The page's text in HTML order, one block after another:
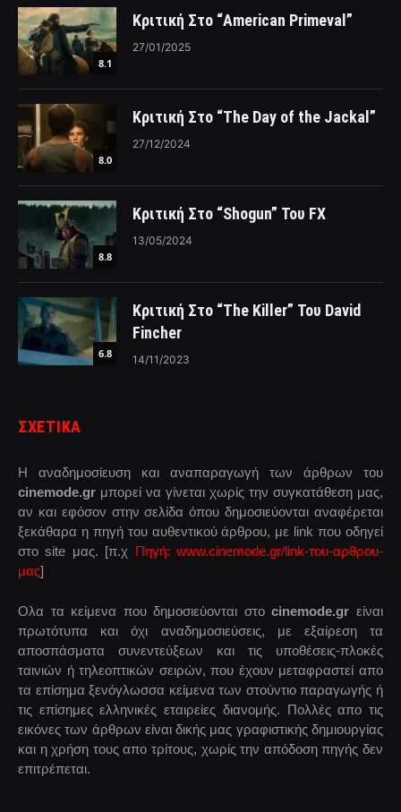
8.1
Κριτική Στο “American Primeval”
27/01/2025
8.0
Κριτική Στο “The Day of the Jackal”
27/12/2024
8.8
Κριτική Στο “Shogun” Του FX
13/05/2024
6.8
Κριτική Στο “The Killer” Του David
Fincher
14/11/2023
ΣΧΕΤΙΚΑ
Η αναδημοσίευση και αναπαραγωγή των άρθρων του
cinemode.gr μπορεί να γίνεται χωρίς την συγκατάθεση μας,
αν και εφόσον στην σελίδα όπου δημοσιεύονται αναφέρεται
ξεκάθαρα η πηγή του αυθεντικού άρθρου, με link που οδηγεί
στο site μας. [π.χ Πηγή: www.cinemode.gr/link-του-αρθρου-
μας]
Ολα τα κείμενα που δημοσιεύονται στοcinemode.gr είναι
πρωτότυπα και όχι αναδημοσιεύσεις, με εξαίρεση τα
αποσπάσματα συνεντεύξεων και τις υποθέσεις-πλοκές
ταινιών ή τηλεοπτικών σειρών, που έχουν μεταφραστεί απο
τα επίσημα ξενόγλωσσα κείμενα των στούντιο παραγωγής ή
τις επίσημες ελληνικές εταιρείες διανομής. Πολλές απο τις
εικόνες των άρθρων είναι δικής μας γραφιστικής δημιουργίας
και η χρήση τους απο τρίτους, χωρίς την απόδοση πηγής δεν
επιτρέπεται.